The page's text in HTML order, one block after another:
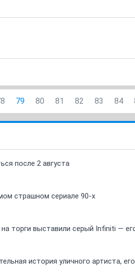
79 80 81 82 83 84
после 2 августа
страшном сериале 90-х
торги выставили серый Infiniti —
история уличного артиста,